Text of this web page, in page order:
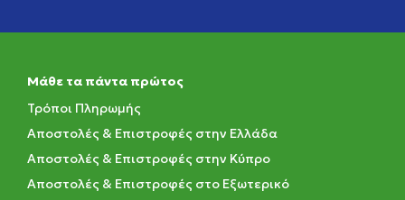
Μάθε τα πάντα πρώτος
Τρόποι Πληρωμής
Αποστολές & Επιστροφές στην Ελλάδα
Αποστολές & Επιστροφές στην Κύπρο
Αποστολές & Επιστροφές στο Εξωτερικό